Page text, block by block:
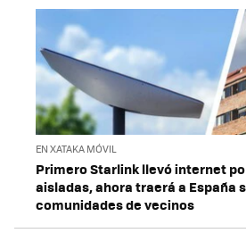
EN XATAKA MÓVIL
Primero Starlink llevó internet
aisladas, ahora traerá a España
comunidades de vecinos